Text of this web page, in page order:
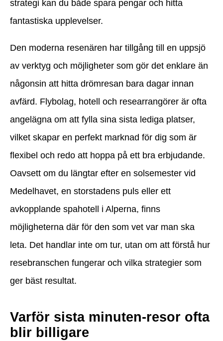
strategi kan du både spara pengar och hitta
fantastiska upplevelser.
Den moderna resenären har tillgång till en uppsjö
av verktyg och möjligheter som gör det enklare än
någonsin att hitta drömresan bara dagar innan
avfärd. Flybolag, hotell och researrangörer är ofta
angelägna om att fylla sina sista lediga platser,
vilket skapar en perfekt marknad för dig som är
flexibel och redo att hoppa på ett bra erbjudande.
Oavsett om du längtar efter en solsemester vid
Medelhavet, en storstadens puls eller ett
avkopplande spahotell i Alperna, finns
möjligheterna där för den som vet var man ska
leta. Det handlar inte om tur, utan om att förstå hur
resebranschen fungerar och vilka strategier som
ger bäst resultat.
Varför sista minuten-resor ofta
blir billigare